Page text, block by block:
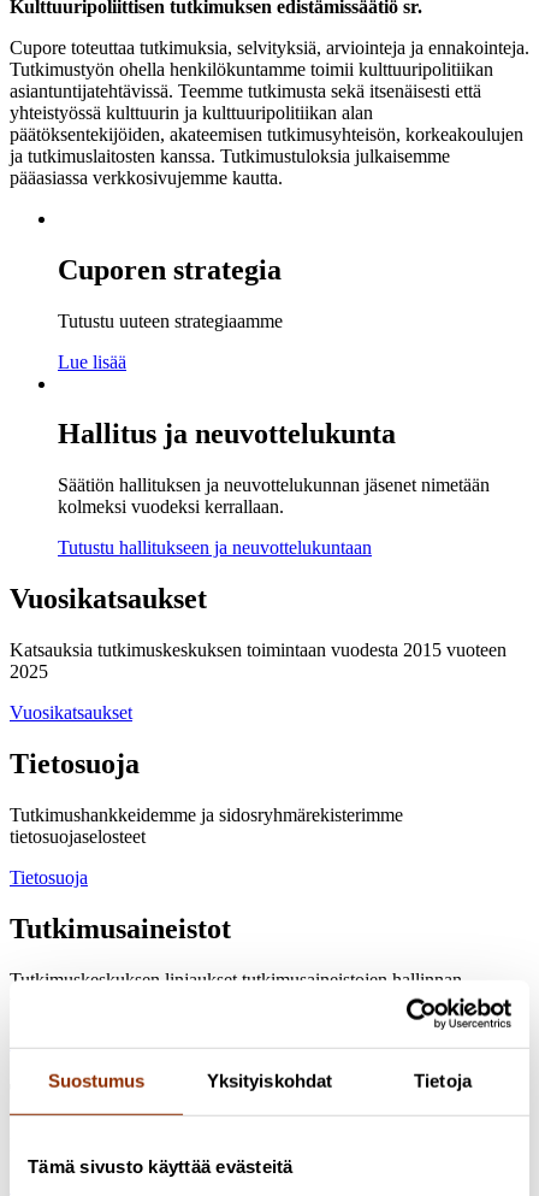
Suostumus Yksityiskohdat Tietoja
Tämä sivusto käyttää evästeitä
Kulttuuripoliittisen tutkimuksen edistämissäätiö sr.
Cupore toteuttaa tutkimuksia, selvityksiä, arviointeja ja ennakointeja.
Tutkimustyön ohella henkilökuntamme toimii kulttuuripolitiikan
asiantuntijatehtävissä. Teemme tutkimusta sekä itsenäisesti että
yhteistyössä kulttuurin ja kulttuuripolitiikan alan
päätöksentekijöiden, akateemisen tutkimusyhteisön, korkeakoulujen
ja tutkimuslaitosten kanssa. Tutkimustuloksia julkaisemme
pääasiassa verkkosivujemme kautta.
Cuporen strategia
Tutustu uuteen strategiaamme
Lue lisää
Hallitus ja neuvottelukunta
Säätiön hallituksen ja neuvottelukunnan jäsenet nimetään
kolmeksi vuodeksi kerrallaan.
Tutustu hallitukseen ja neuvottelukuntaan
Vuosikatsaukset
Katsauksia tutkimuskeskuksen toimintaan vuodesta 2015 vuoteen
2025
Vuosikatsaukset
Tietosuoja
Tutkimushankkeidemme ja sidosryhmärekisterimme
tietosuojaselosteet
Tietosuoja
Tutkimusaineistot
Tutkimuskeskuksen linjaukset tutkimusaineistojen hallinnan
Tasa-arvo ja yhdenvertaisuus